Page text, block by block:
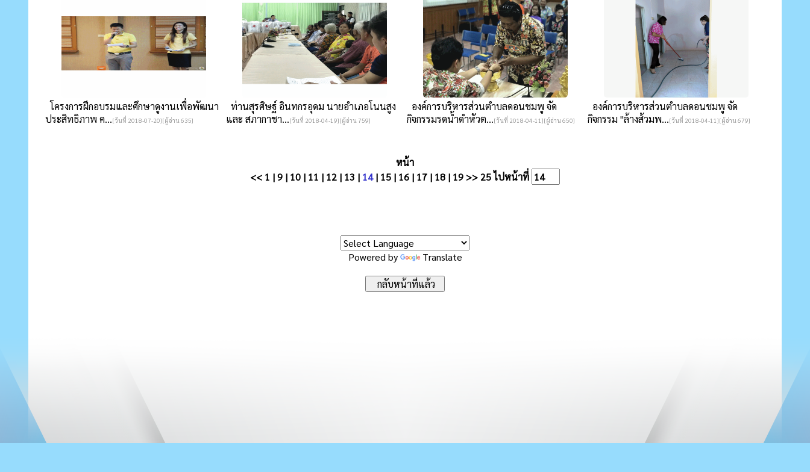
โครงการฝึกอบรมและศึกษาดูงานเพื่อพัฒนา
ประสิทธิภาพ ค...[วันที่ 2018-07-20][ผู้อ่าน 635]
ท่านสุรศิษฐ์ อินทกรอุดม นายอำเภอโนนสูง
และ สภากาชา...[วันที่ 2018-04-19][ผู้อ่าน 759]
องค์การบริหารส่วนตำบลดอนชมพู จัด
กิจกรรมรดน้ำดำหัวต...[วันที่ 2018-04-11][ผู้อ่าน 650]
องค์การบริหารส่วนตำบลดอนชมพู จัด
กิจกรรม "ล้างส้วมพ...[วันที่ 2018-04-11][ผู้อ่าน 679]
หน้า
<< 1 |9 | 10 | 11 | 12 | 13 | 14| 15 | 16 | 17 | 18 | 19 >>25ไปหน้าที่
Powered by Translate